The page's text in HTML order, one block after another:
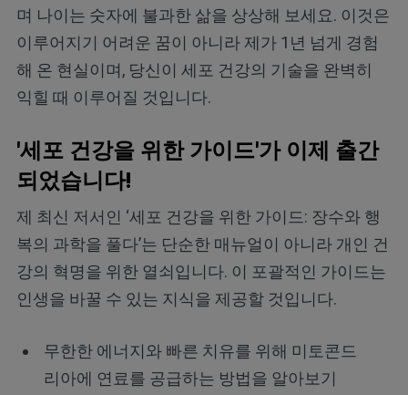
며 나이는 숫자에 불과한 삶을 상상해 보세요. 이것은
이루어지기 어려운 꿈이 아니라 제가 1년 넘게 경험
해 온 현실이며, 당신이 세포 건강의 기술을 완벽히
익힐 때 이루어질 것입니다.
'세포 건강을 위한 가이드'가 이제 출간
되었습니다!
제 최신 저서인 ‘세포 건강을 위한 가이드: 장수와 행
복의 과학을 풀다’는 단순한 매뉴얼이 아니라 개인 건
강의 혁명을 위한 열쇠입니다. 이 포괄적인 가이드는
인생을 바꿀 수 있는 지식을 제공할 것입니다.
무한한 에너지와 빠른 치유를 위해 미토콘드
리아에 연료를 공급하는 방법을 알아보기